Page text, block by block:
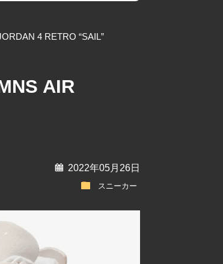
4 RETRO “SAIL”
AIR
calendar 2022年05月26日
folder スニーカー